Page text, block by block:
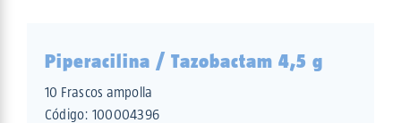
Piperacilina / Tazobactam 4,5 g
10 Frascos ampolla
Código: 100004396